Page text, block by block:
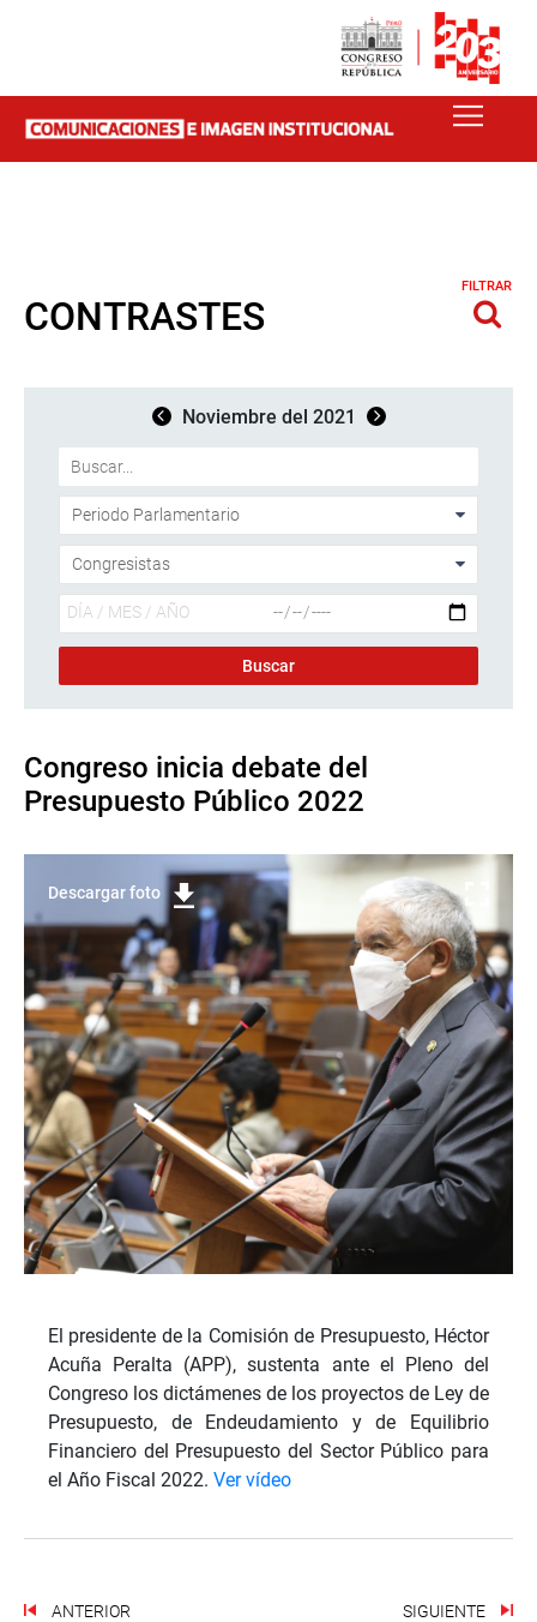
CONTRASTES
FILTRAR
Noviembre del 2021
Congreso inicia debate del
Presupuesto Público 2022
Descargar foto
El presidente de la Comisión de Presupuesto, Héctor
Acuña Peralta (APP), sustenta ante el Pleno del
Congreso los dictámenes de los proyectos de Ley de
Presupuesto, de Endeudamiento y de Equilibrio
Financiero del Presupuesto del Sector Público para
el Año Fiscal 2022. Ver vídeo
ANTERIOR SIGUIENTE